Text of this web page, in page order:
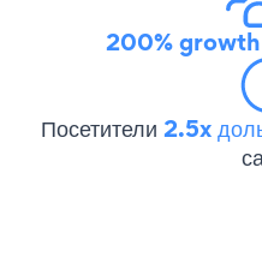
200% growth
Посетители 2.5x